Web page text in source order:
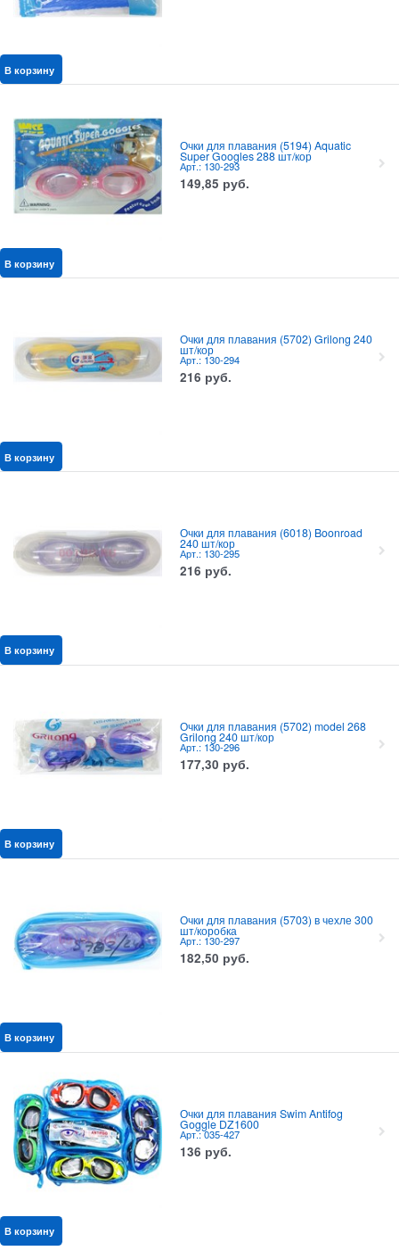
В корзину
Очки для плавания (5194) Aquatic
Super Googles 288 шт/кор
Арт.: 130-293
149,85 руб.
В корзину
Очки для плавания (5702) Grilong 240
шт/кор
Арт.: 130-294
216 руб.
В корзину
Очки для плавания (6018) Boonroad
240 шт/кор
Арт.: 130-295
216 руб.
В корзину
Очки для плавания (5702) model 268
Grilong 240 шт/кор
Арт.: 130-296
177,30 руб.
В корзину
Очки для плавания (5703) в чехле 300
шт/коробка
Арт.: 130-297
182,50 руб.
В корзину
Очки для плавания Swim Antifog
Goggle DZ1600
Арт.: 035-427
136 руб.
В корзину